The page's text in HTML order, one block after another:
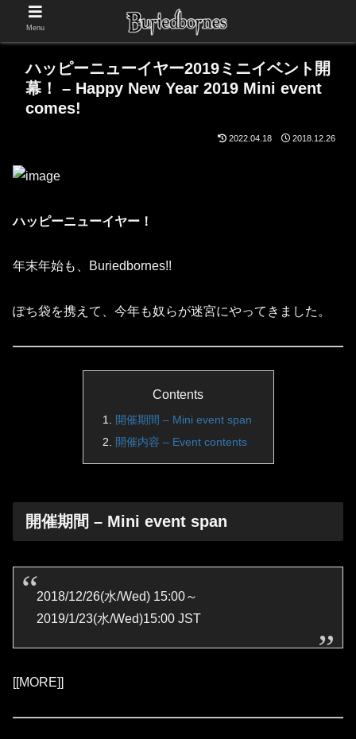
ハッピーニューイヤー2019ミニイベント開
幕！ – Happy New Year 2019 Mini event
comes!
2022.04.18 2018.12.26
ハッピーニューイヤー！
年末年始も、Buriedbornes!!
ぽち袋を携えて、今年も奴らが迷宮にやってきました。
Contents
開催期間 – Mini event span
開催内容 – Event contents
開催期間 – Mini event span
2018/12/26(水/Wed) 15:00～
2019/1/23(水/Wed)15:00 JST
[[MORE]]
Menu